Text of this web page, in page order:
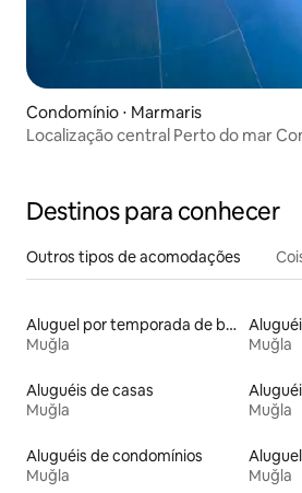
Condomínio ⋅ Marmaris
Localização central Perto do mar
Destinos para conhecer
Outros tipos de acomodações
Aluguel por temporada de barcos
Muğla
Muğla
Aluguéis de casas
Muğla
Muğla
Aluguéis de condomínios
Muğla
Muğla